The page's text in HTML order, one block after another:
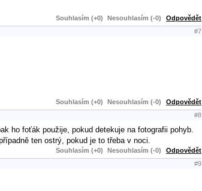
Souhlasím (+0) Nesouhlasím (-0) Odpovědět
#7
Souhlasím (+0) Nesouhlasím (-0) Odpovědět
#8
ho foťák použije, pokud detekuje na fotografii pohyb.
ten ostrý, pokud je to třeba v noci.
Souhlasím (+0) Nesouhlasím (-0) Odpovědět
#9